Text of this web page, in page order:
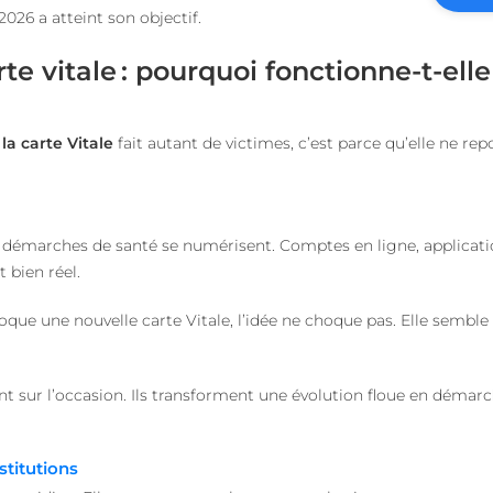
a atteint son objectif.
vitale : pourquoi fonctionne-t-
carte Vitale fait autant de victimes, c’est parce qu’elle ne
de santé se numérisent. Comptes en ligne,
bien réel.
une nouvelle carte Vitale, l’idée ne choque pas. Elle
sur l’occasion. Ils transforment une évolution floue en
falsification de
Services Limited
.accounts.livechatinc.com
mois
fonction de boîte de
Web.
fois qu'un flux
est terminé.
préférences de
visiteurs en matière
Ce cookie est utilisé